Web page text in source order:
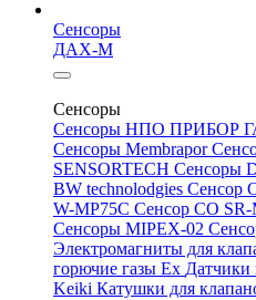
Сенсоры
ДАХ-М
Сенсоры
Сенсоры НПО ПРИБОР
Сенсоры Membrapor
SENSORTECH Сенсоры
BW technolodgies Сенсор
W-MP75C Сенсор CO
Сенсоры MIPEX-02
Электромагниты для
горючие газы Ex Датчики
Keiki Катушки для